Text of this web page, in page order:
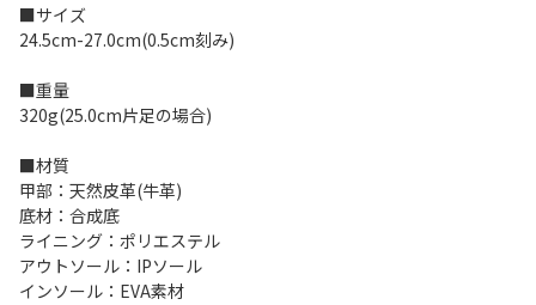
■サイズ
24.5cm-27.0cm(0.5cm刻み)
■重量
320g(25.0cm片足の場合)
■材質
甲部：天然皮革(牛革)
底材：合成底
ライニング：ポリエステル
アウトソール：IPソール
インソール：EVA素材